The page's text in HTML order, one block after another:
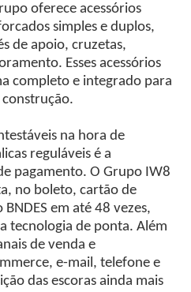
oferece acessórios
simples e duplos,
de apoio, cruzetas,
Esses acessórios
completo e integrado para
na hora de
reguláveis é a
pagamento. O Grupo IW8
no boleto, cartão de
em até 48 vezes,
tecnologia de ponta. Além
de venda e
e-mail, telefone e
das escoras ainda mais